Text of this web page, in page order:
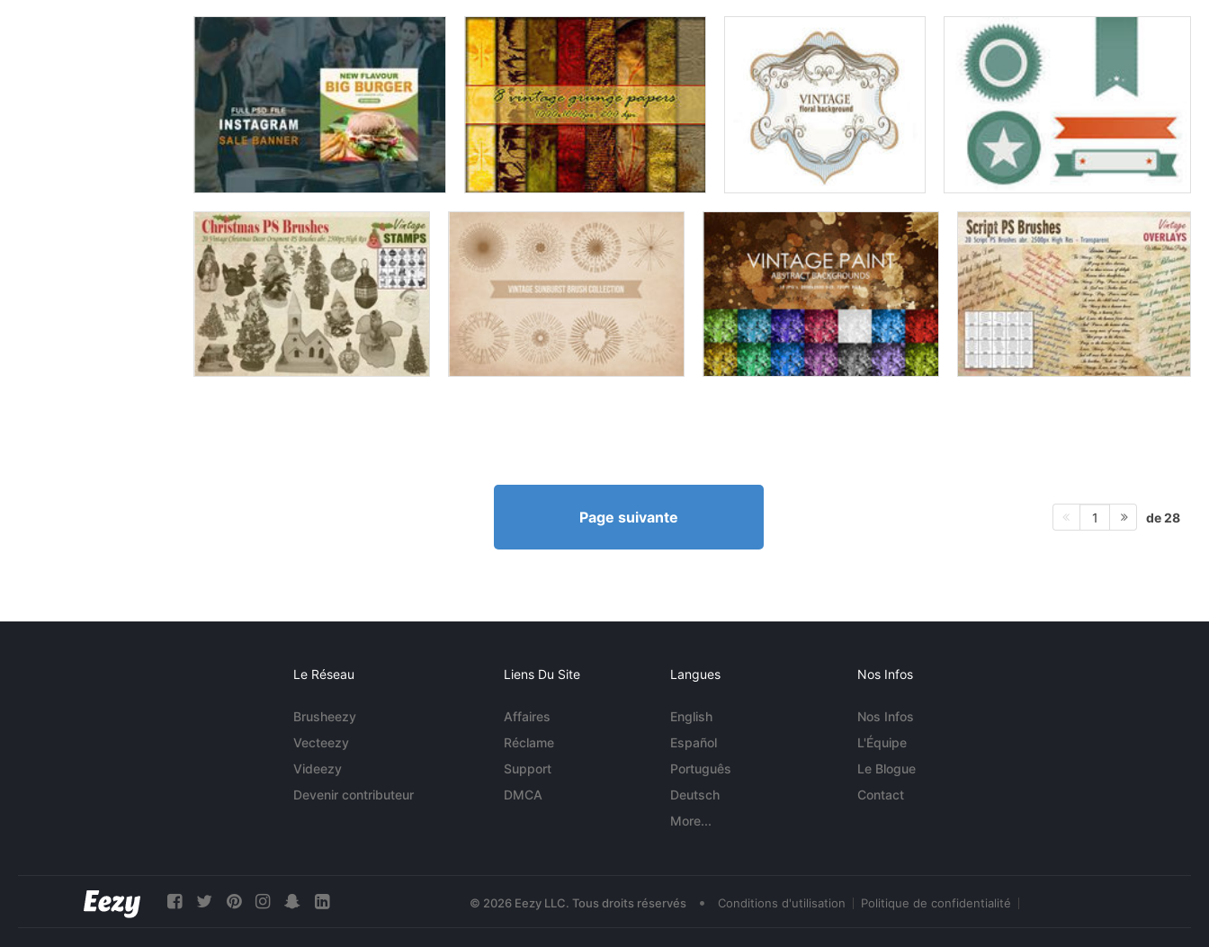
Page suivante 1 de 28
Le Réseau
Brusheezy
Vecteezy
Videezy
Devenir contributeur
Liens Du Site
Affaires
Réclame
Support
DMCA
Langues
English
Español
Português
Deutsch
More...
Nos Infos
Nos Infos
L'Équipe
Le Blogue
Contact
© 2026 Eezy LLC. Tous droits réservés • Conditions d'utilisation Politique de confidentialité